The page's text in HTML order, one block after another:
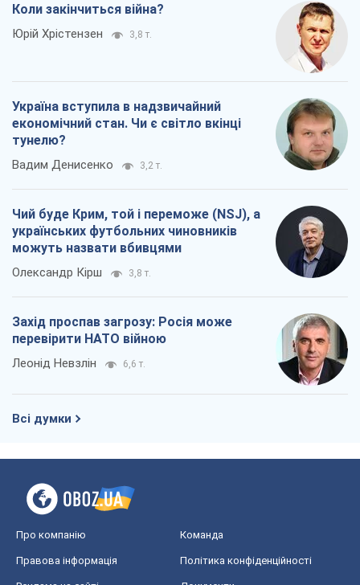
Коли закінчиться війна?
Юрій Хрістензен 3,8 т.
Україна вступила в надзвичайний
економічний стан. Чи є світло вкінці
тунелю?
Вадим Денисенко 3,2 т.
Чий буде Крим, той і переможе (NSJ), а
українських футбольних чиновників
можуть назвати вбивцями
Олександр Кірш 3,8 т.
Захід проспав загрозу: Росія може
перевірити НАТО війною
Леонід Невзлін 6,6 т.
Всі думки
Про компанію Команда
Правова інформація Політика конфіденційності